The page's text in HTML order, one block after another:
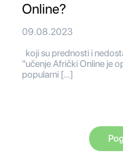
Online?
09.08.2023
koji su prednosti i
"učenje Afrički Online je
popularni […]